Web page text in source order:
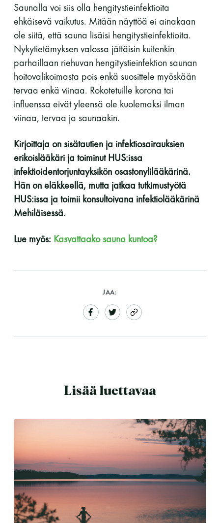
Saunalla voi siis olla hengitystieinfektioita
ehkäisevä vaikutus. Mitään näyttöä ei ainakaan
ole siitä, että sauna lisäisi hengitystieinfektioita.
Nykytietämyksen valossa jättäisin kuitenkin
parhaillaan riehuvan hengitystieinfektion saunan
hoitovalikoimasta pois enkä suosittele myöskään
tervaa enkä viinaa. Rokotetuille korona tai
influenssa eivät yleensä ole kuolemaksi ilman
viinaa, tervaa ja saunaakin.
Kirjoittaja on sisätautien ja infektiosairauksien
erikoislääkäri ja toiminut HUS:issa
infektioidentorjuntayksikön osastonylilääkärinä.
Hän on eläkkeellä, mutta jatkaa tutkimustyötä
HUS:issa ja toimii konsultoivana infektiolääkärinä
Mehiläisessä.
Lue myös: Kasvattaako sauna kuntoa?
JAA:
Lisää luettavaa